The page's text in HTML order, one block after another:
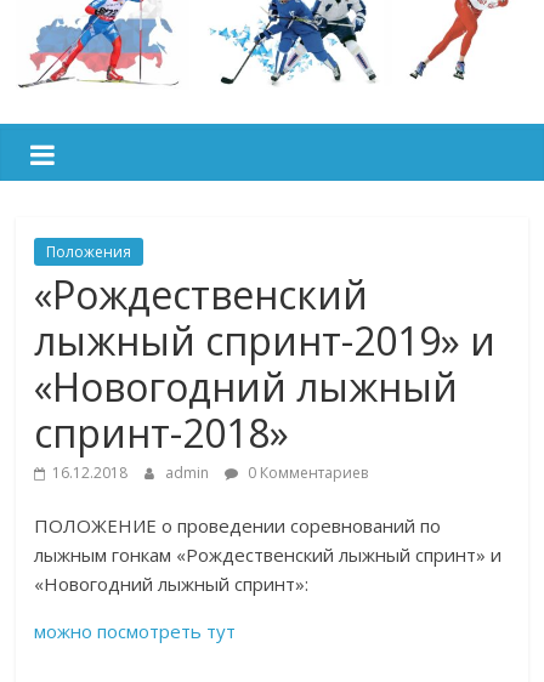
Положения
«Рождественский
лыжный спринт-2019» и
«Новогодний лыжный
спринт-2018»
16.12.2018 admin 0 Комментариев
ПОЛОЖЕНИЕ о проведении соревнований по
лыжным гонкам «Рождественский лыжный спринт» и
«Новогодний лыжный спринт»:
можно посмотреть тут